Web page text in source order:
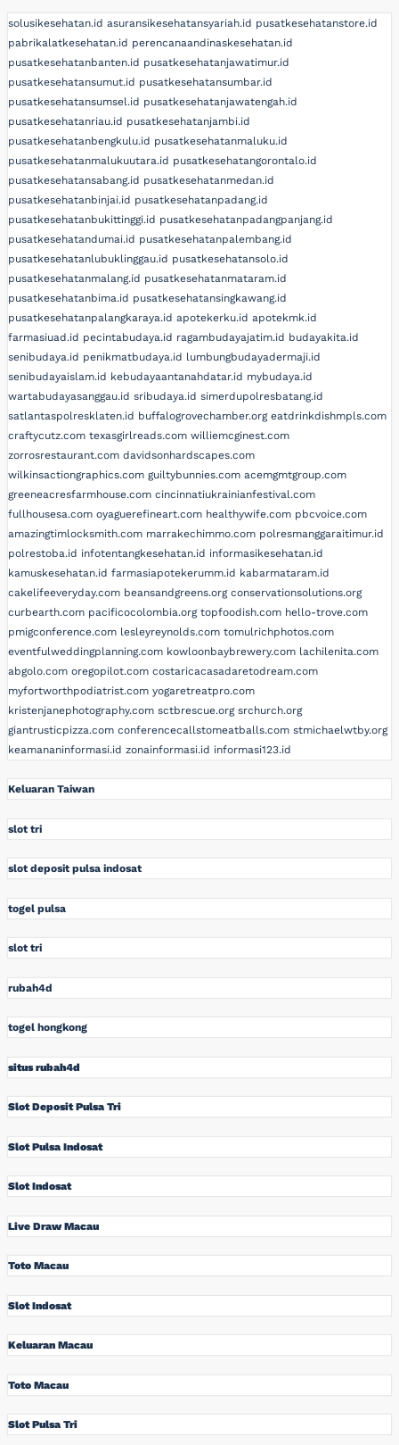
solusikesehatan.id asuransikesehatansyariah.id pusatkesehatanstore.id
pabrikalatkesehatan.id perencanaandinaskesehatan.id
pusatkesehatanbanten.id pusatkesehatanjawatimur.id
pusatkesehatansumut.id pusatkesehatansumbar.id
pusatkesehatansumsel.id pusatkesehatanjawatengah.id
pusatkesehatanriau.id pusatkesehatanjambi.id
pusatkesehatanbengkulu.id pusatkesehatanmaluku.id
pusatkesehatanmalukuutara.id pusatkesehatangorontalo.id
pusatkesehatansabang.id pusatkesehatanmedan.id
pusatkesehatanbinjai.id pusatkesehatanpadang.id
pusatkesehatanbukittinggi.id pusatkesehatanpadangpanjang.id
pusatkesehatandumai.id pusatkesehatanpalembang.id
pusatkesehatanlubuklinggau.id pusatkesehatansolo.id
pusatkesehatanmalang.id pusatkesehatanmataram.id
pusatkesehatanbima.id pusatkesehatansingkawang.id
pusatkesehatanpalangkaraya.id apotekerku.id apotekmk.id
farmasiuad.id pecintabudaya.id ragambudayajatim.id budayakita.id
senibudaya.id penikmatbudaya.id lumbungbudayadermaji.id
senibudayaislam.id kebudayaantanahdatar.id mybudaya.id
wartabudayasanggau.id sribudaya.id simerdupolresbatang.id
satlantaspolresklaten.id buffalogrovechamber.org eatdrinkdishmpls.com
craftycutz.com texasgirlreads.com williemcginest.com
zorrosrestaurant.com davidsonhardscapes.com
wilkinsactiongraphics.com guiltybunnies.com acemgmtgroup.com
greeneacresfarmhouse.com cincinnatiukrainianfestival.com
fullhousesa.com oyaguerefineart.com healthywife.com pbcvoice.com
amazingtimlocksmith.com marrakechimmo.com polresmanggaraitimur.id
polrestoba.id infotentangkesehatan.id informasikesehatan.id
kamuskesehatan.id farmasiapotekerumm.id kabarmataram.id
cakelifeeveryday.com beansandgreens.org conservationsolutions.org
curbearth.com pacificocolombia.org topfoodish.com hello-trove.com
pmigconference.com lesleyreynolds.com tomulrichphotos.com
eventfulweddingplanning.com kowloonbaybrewery.com lachilenita.com
abgolo.com oregopilot.com costaricacasadaretodream.com
myfortworthpodiatrist.com yogaretreatpro.com
kristenjanephotography.com sctbrescue.org srchurch.org
giantrusticpizza.com conferencecallstomeatballs.com stmichaelwtby.org
keamananinformasi.id zonainformasi.id informasi123.id
Keluaran Taiwan
slot tri
slot deposit pulsa indosat
togel pulsa
slot tri
rubah4d
togel hongkong
situs rubah4d
Slot Deposit Pulsa Tri
Slot Pulsa Indosat
Slot Indosat
Live Draw Macau
Toto Macau
Slot Indosat
Keluaran Macau
Toto Macau
Slot Pulsa Tri